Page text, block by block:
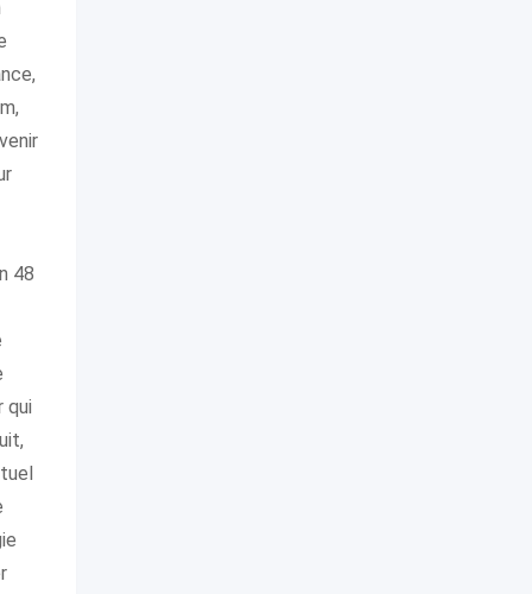
48
qui